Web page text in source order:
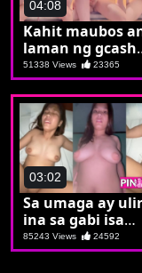
04:08
Kahit maubos
laman ng gcash
mapanood ko
Crush
51338 Views 23365
03:02
Sa umaga ay
ina sa gabi isa
palang puta
85243 Views 24592